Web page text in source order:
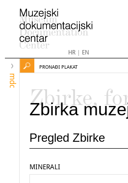
HR| EN
mdc
PRONAĐI PLAKAT
Zbirke,
Zbirka
Pregled Zbirke
MINERALI